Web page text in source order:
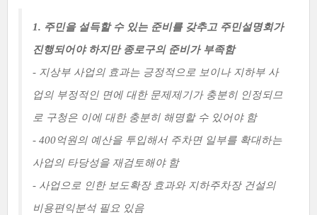
1. 주민을 설득할 수 있는 준비를 갖추고 주민설명회가
진행되어야 하지만 종로구의 준비가 부족함
- 지상부 사업의 효과는 긍정적으로 보이나 지하부 사
업의 부정적인 면에 대한 문제제기가 충분히 인정되므
로 구청은 이에 대한 충분히 해명할 수 있어야 함
- 400억원의 예산을 투입해서 주차면 일부를 확대하는
사업의 타당성을 재검토해야 함
- 사업으로 인한 보도확장 효과와 지하주차장 건설의
비용편익분석 필요 있음